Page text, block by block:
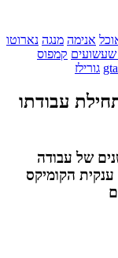
אנימה מנגה נארוטו
קמפוס
gta גורילז
75 שנים לתחילת עבודתו
המוערך סטן לי מציין 75 שנים של עבודה
הקומיקס